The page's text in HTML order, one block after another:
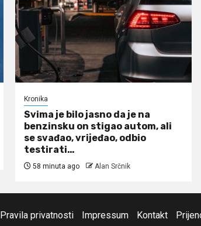
Kronika
Svima je bilo jasno da je na
benzinsku on stigao autom, ali
se svađao, vrijeđao, odbio
testirati…
58 minuta ago Alan Srčnik
Pravila privatnosti Impressum Kontakt